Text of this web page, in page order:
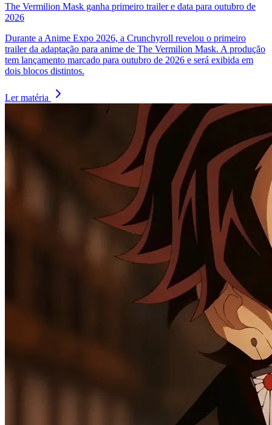
The Vermilion Mask ganha primeiro trailer e data para outubro de
2026
Durante a Anime Expo 2026, a Crunchyroll revelou o primeiro
trailer da adaptação para anime de The Vermilion Mask. A produção
tem lançamento marcado para outubro de 2026 e será exibida em
dois blocos distintos.
Ler matéria